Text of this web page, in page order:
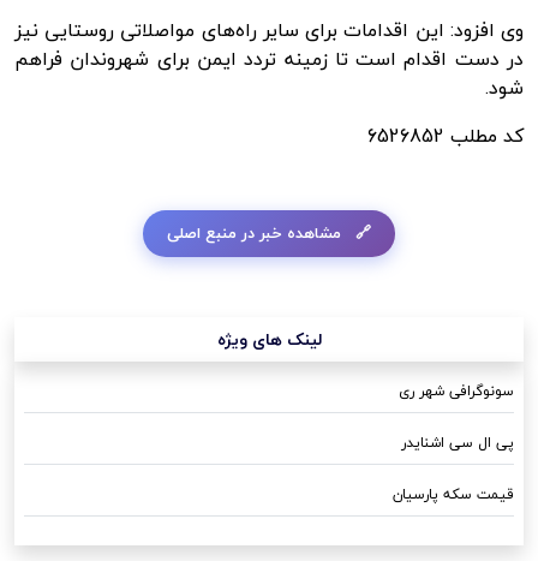
وی افزود: این اقدامات برای سایر راه‌های مواصلاتی روستایی نیز
در دست اقدام است تا زمینه تردد ایمن برای شهروندان فراهم
شود.
کد مطلب 6526852
مشاهده خبر در منبع اصلی
لینک های ویژه
سونوگرافی شهر ری
پی ال سی اشنایدر
قیمت سکه پارسیان